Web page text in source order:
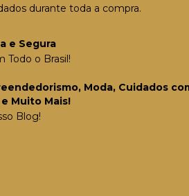
durante toda a compra.
e Segura
Todo o Brasil!
Moda, Cuidados
Muito Mais!
Blog!